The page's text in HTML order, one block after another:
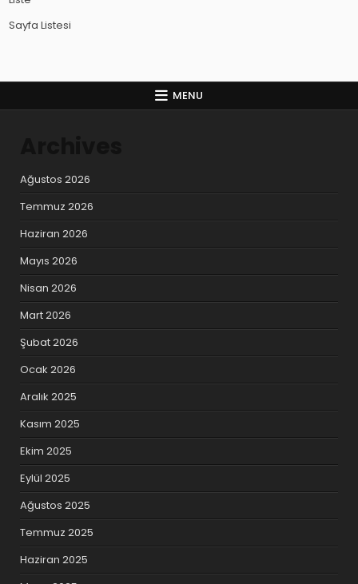
Sayfa Listesi
MENU
Ağustos 2026
Temmuz 2026
Haziran 2026
Mayıs 2026
Nisan 2026
Mart 2026
Şubat 2026
Ocak 2026
Aralık 2025
Kasım 2025
Ekim 2025
Eylül 2025
Ağustos 2025
Temmuz 2025
Haziran 2025